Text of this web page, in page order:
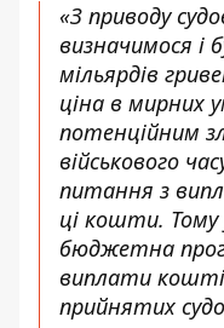
«З приводу
визначимося і
мільярдів
ціна в мирних
потенційним
військового
питання з
ці кошти. Тому
бюджетна
виплати
прийнятих